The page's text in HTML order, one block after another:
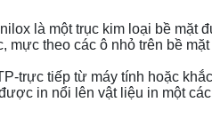
là một trục kim loại bề mặt
theo các ô nhỏ trên bề
trực tiếp từ máy tính hoặc
in nổi lên vật liệu in một